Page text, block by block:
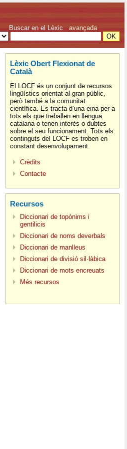
Buscar en el Lèxic avançada
Lèxic Obert Flexionat de
Català
El LOCF és un conjunt de recursos
lingüístics orientat al gran públic,
però també a la comunitat
científica. Es tracta d’una eina per a
tots els que treballen en llengua
catalana o tenen interès o dubtes
sobre el seu funcionament. Tots els
continguts del LOCF es troben en
constant desenvolupament.
Crèdits
Contacte
Recursos
Diccionari de topònims i
gentilicis
Diccionari de noms deverbals
Diccionari de manlleus
Diccionari de divisió sil·làbica
Diccionari de mots encreuats
Més recursos